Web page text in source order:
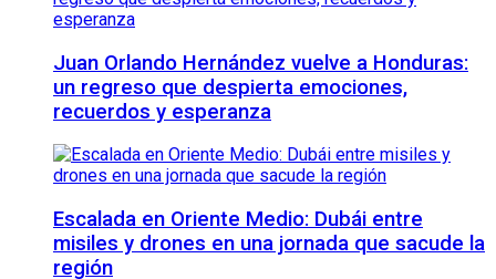
Juan Orlando Hernández vuelve a Honduras:
un regreso que despierta emociones,
recuerdos y esperanza
Escalada en Oriente Medio: Dubái entre
misiles y drones en una jornada que sacude la
región